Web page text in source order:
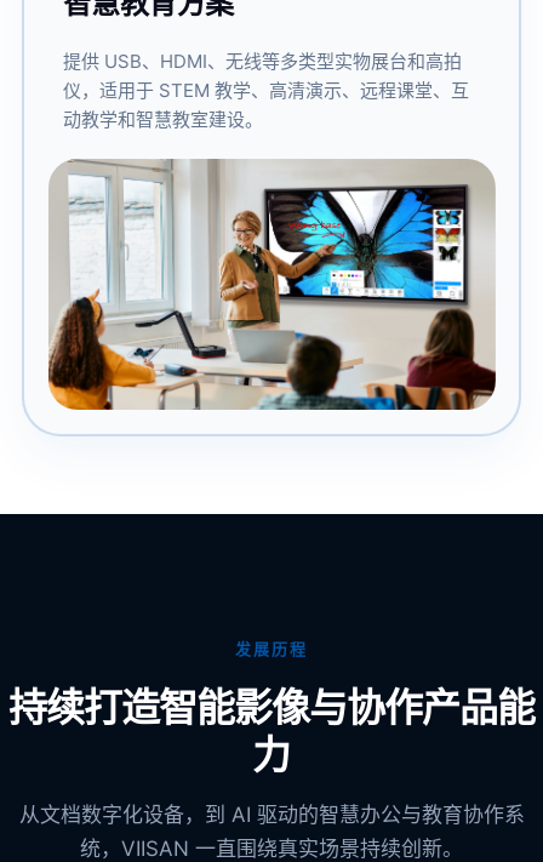
提供 USB、HDMI、无线等多类型实物展台和高拍
仪，适用于 STEM 教学、高清演示、远程课堂、互
动教学和智慧教室建设。
发展历程
持续打造智能影像与协作产品能
力
从文档数字化设备，到 AI 驱动的智慧办公与教育协作系
统，VIISAN 一直围绕真实场景持续创新。